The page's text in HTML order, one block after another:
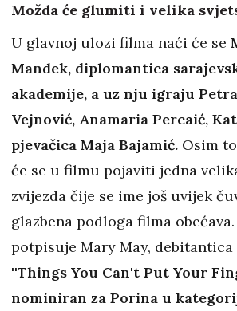
Možda će glumiti i velika
U glavnoj ulozi filma naći će se
Mandek, diplomantica
akademije, a uz nju igraju
Vejnović, Anamaria Percaić,
pjevačica Maja Bajamić. Osim
će se u filmu pojaviti jedna
zvijezda čije se ime još uvijek
glazbena podloga filma
potpisuje Mary May,
''Things You Can't Put Your
nominiran za Porina u